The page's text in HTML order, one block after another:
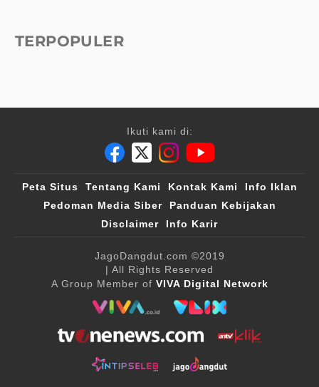
TERPOPULER
Ikuti kami di:
Peta Situs Tentang Kami Kontak Kami
Info Iklan
Pedoman Media Siber
Panduan Kebijakan
Disclaimer
Info Karir
JagoDangdut.com ©2019
| All Rights Reserved
A Group Member of VIVA Digital Network